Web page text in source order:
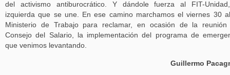
del activismo antiburocrático. Y dándole fuerza al FIT-
izquierda que se une. En ese camino marchamos el viernes 30
Ministerio de Trabajo para reclamar, en ocasión de la reunión
Consejo del Salario, la implementación del programa de
que venimos levantando.
Guillermo